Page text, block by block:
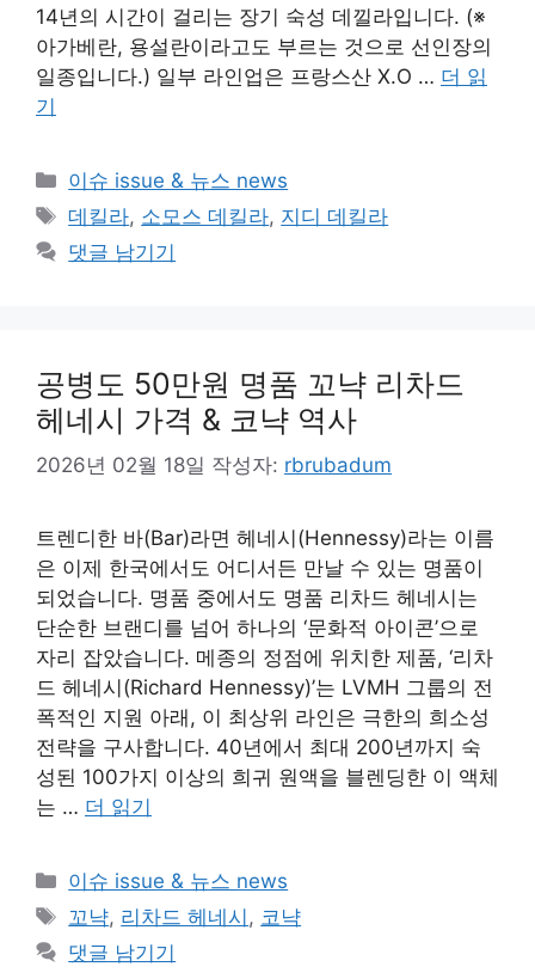
14년의 시간이 걸리는 장기 숙성 데낄라입니다. (※
아가베란, 용설란이라고도 부르는 것으로 선인장의
일종입니다.) 일부 라인업은 프랑스산 X.O … 더 읽
기
카
테
고
리
이슈 issue & 뉴스 news
태
그
데킬라, 소모스 데킬라, 지디 데킬라
댓글 남기기
공병도 50만원 명품 꼬냑 리차드
헤네시 가격 & 코냑 역사
2026년 02월 18일 작성자: rbrubadum
트렌디한 바(Bar)라면 헤네시(Hennessy)라는 이름
은 이제 한국에서도 어디서든 만날 수 있는 명품이
되었습니다. 명품 중에서도 명품 리차드 헤네시는
단순한 브랜디를 넘어 하나의 ‘문화적 아이콘’으로
자리 잡았습니다. 메종의 정점에 위치한 제품, ‘리차
드 헤네시(Richard Hennessy)’는 LVMH 그룹의 전
폭적인 지원 아래, 이 최상위 라인은 극한의 희소성
전략을 구사합니다. 40년에서 최대 200년까지 숙
성된 100가지 이상의 희귀 원액을 블렌딩한 이 액체
는 … 더 읽기
카
테
리
이슈 issue & 뉴스 news
태
그
꼬냑, 리차드 헤네시 , 코냑
댓글 남기기